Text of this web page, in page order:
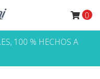
100 % HECHOS A
0